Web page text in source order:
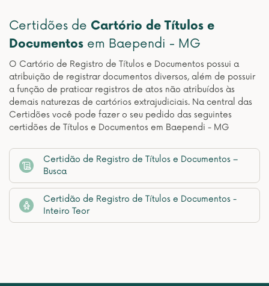
Certidões de Cartório de Títulos e
Documentos em Baependi - MG
O Cartório de Registro de Títulos e Documentos possui a
atribuição de registrar documentos diversos, além de possuir
a função de praticar registros de atos não atribuídos às
demais naturezas de cartórios extrajudiciais. Na central das
Certidões você pode fazer o seu pedido das seguintes
certidões de Títulos e Documentos em Baependi - MG
Certidão de Registro de Títulos e Documentos –
Busca
Certidão de Registro de Títulos e Documentos -
Inteiro Teor